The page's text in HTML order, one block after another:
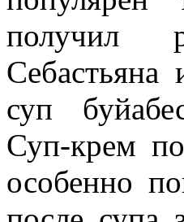
получил
суп
Суп-крем
особенно